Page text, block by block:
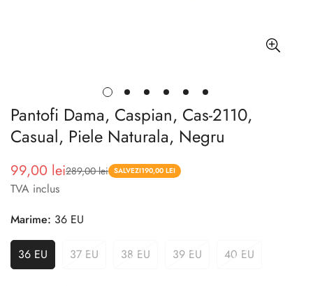
Pantofi Dama, Caspian, Cas-2110,
Casual, Piele Naturala, Negru
Pret
redus
99,00 lei
Pret 289,00 lei SALVEZI190,00 LEI
TVA inclus
Marime: 36 EU
36 EU 37 EU 38 EU 39 EU 40 EU